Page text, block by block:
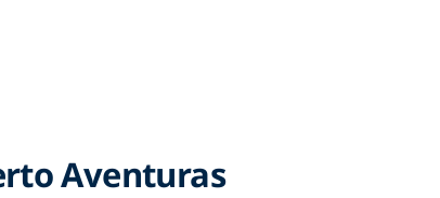
Aventuras